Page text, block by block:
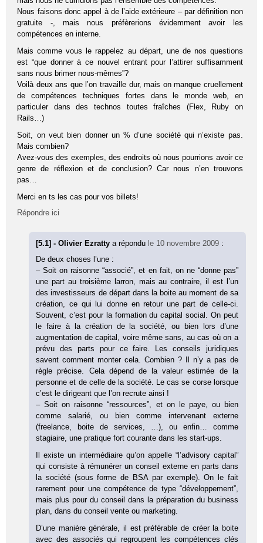
Nous faisons donc appel à de l’aide extérieure – par définition non
gratuite -, mais nous préfèrerions évidemment avoir les
compétences en interne.
Mais comme vous le rappelez au départ, une de nos questions
est “que donner à ce nouvel entrant pour l’attirer suffisamment
sans nous brimer nous-mêmes”?
Voilà deux ans que l’on travaille dur, mais on manque cruellement
de compétences techniques fortes dans le monde web, en
particuler dans des technos toutes fraîches (Flex, Ruby on
Rails…)
Soit, on veut bien donner un % d’une société qui n’existe pas.
Mais combien?
Avez-vous des exemples, des endroits où nous pourrions avoir ce
genre de réflexion et de conclusion? Car nous n’en trouvons
pas…
Merci en ts les cas pour vos billets!
Répondre ici
[5.1] - Olivier Ezrattya répondu le 10 novembre 2009 :
De deux choses l’une :
– Soit on raisonne “associé”, et en fait, on ne “donne pas”
une part au troisième larron, mais au contraire, il est l’un
des investisseurs de départ dans la boite au moment de sa
création, ce qui lui donne en retour une part de celle-ci.
Souvent, c’est pour la formation du capital social. On peut
le faire à la création de la société, ou bien lors d’une
augmentation de capital, voire même sans, au cas où on a
prévu des parts pour ce faire. Les conseils juridiques
savent comment monter cela. Combien ? Il n’y a pas de
règle précise. Cela dépend de la valeur estimée de la
personne et de celle de la société. Le cas se corse lorsque
c’est le dirigeant que l’on recrute ainsi !
– Soit on raisonne “ressources”, et on le paye, ou bien
comme salarié, ou bien comme intervenant externe
(freelance, boite de services, …), ou enfin… comme
stagiaire, une pratique fort courante dans les start-ups.
Il existe un intermédiaire qu’on appelle “l’advisory capital”
qui consiste à rémunérer un conseil externe en parts dans
la société (sous forme de BSA par exemple). On le fait
rarement pour une compétence de type “développement”,
mais plus pour du conseil dans la préparation du business
plan, dans du conseil vente ou marketing.
D’une manière générale, il est préférable de créer la boite
avec des associés qui regroupent les compétences clés